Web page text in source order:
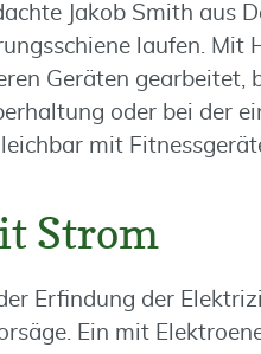
Jakob Smith aus
laufen. Mit
Geräten gearbeitet,
oder bei der
mit
Strom
Erfindung der
Ein mit